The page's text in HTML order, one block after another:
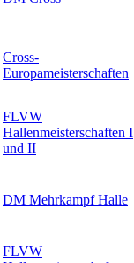
Cross-
Europameisterschaften
FLVW
Hallenmeisterschaften I
und II
DM Mehrkampf Halle
FLVW